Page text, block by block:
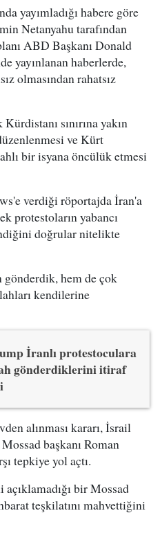
yayımladığı habere göre
Netanyahu tarafından
ABD Başkanı Donald
yayınlanan haberlerde,
olmasından rahatsız
sınırına yakın
ve Kürt
bir isyana öncülük etmesi
verdiği röportajda İran'a
protestoların yabancı
doğrular nitelikte
hem de çok
kendilerine
İranlı protestoculara
gönderdiklerini itiraf
alınması kararı, İsrail
başkanı Roman
tepkiye yol açtı.
bir Mossad
teşkilatını mahvettiğini